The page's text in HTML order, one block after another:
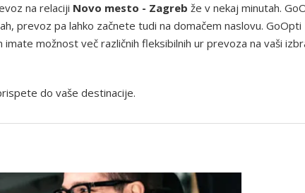
na relaciji Novo mesto - Zagreb že v nekaj minutah.
prevoz pa lahko začnete tudi na domačem naslovu. GoOpti
možnost več različnih fleksibilnih ur prevoza na vaši
do vaše destinacije.